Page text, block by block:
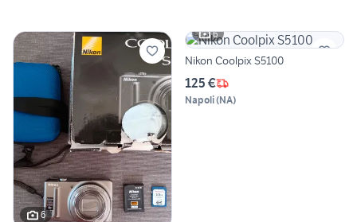
6
6
Nikon Coolpix S5100
125 €
Napoli(NA)